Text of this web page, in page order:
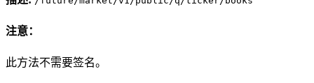
注意：
此方法不需要签名。